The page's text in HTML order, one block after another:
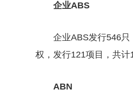
企业ABS
企业ABS发行546
权，发行121项目，共计
ABN